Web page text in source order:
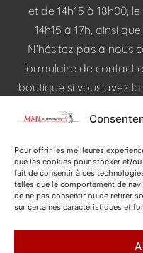
Pour offrir les meilleures
que les cookies pour stocker et/
fait de consentir à ces
telles que le comportement de
de ne pas consentir ou de retirer
sur certaines caractéristiques et
et de 14h15 à 18h00,
14h15 à 17h, ainsi
N’hésitez pas à nous
formulaire de contact
boutique si vous avez
Mentions légales et
© 2024 SITE RÉALISÉ